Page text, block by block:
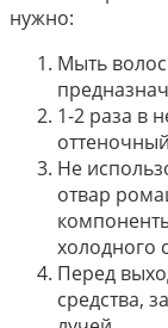
нужно:
Мыть
1-2 раза в
Не
отвар
холодного
Перед
средства,